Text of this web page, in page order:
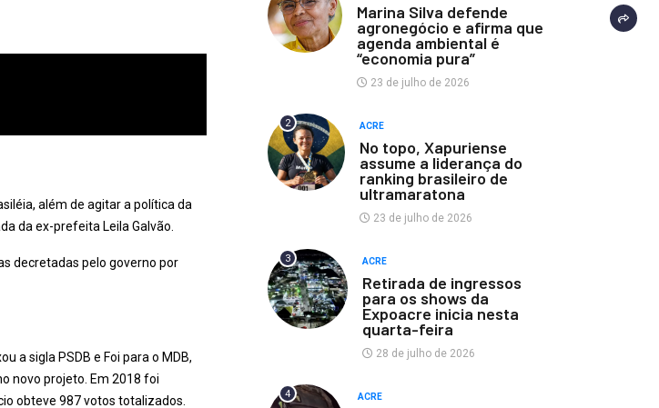
além de agitar a política da
da ex-prefeita Leila Galvão.
decretadas pelo governo por
a sigla PSDB e Foi para o MDB,
novo projeto. Em 2018 foi
obteve 987 votos totalizados.
Marina Silva defende
agronegócio e afirma que
agenda ambiental é
“economia pura”
23 de julho de 2026
2 ACRE
No topo, Xapuriense
assume a liderança do
ranking brasileiro de
ultramaratona
23 de julho de 2026
3 ACRE
Retirada de ingressos
para os shows da
Expoacre inicia nesta
quarta-feira
28 de julho de 2026
4 ACRE